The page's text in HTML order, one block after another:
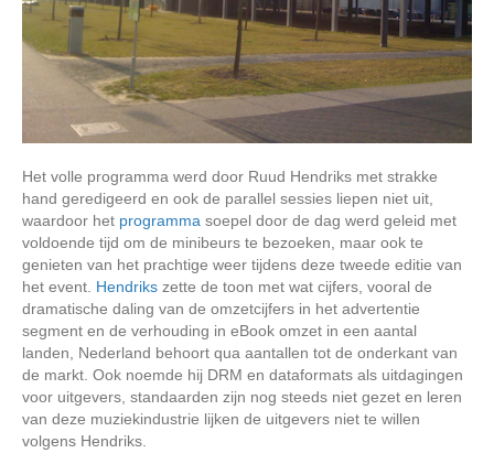
Het volle programma werd door Ruud Hendriks met strakke
hand geredigeerd en ook de parallel sessies liepen niet uit,
waardoor het programma soepel door de dag werd geleid met
voldoende tijd om de minibeurs te bezoeken, maar ook te
genieten van het prachtige weer tijdens deze tweede editie van
het event. Hendriks zette de toon met wat cijfers, vooral de
dramatische daling van de omzetcijfers in het advertentie
segment en de verhouding in eBook omzet in een aantal
landen, Nederland behoort qua aantallen tot de onderkant van
de markt. Ook noemde hij DRM en dataformats als uitdagingen
voor uitgevers, standaarden zijn nog steeds niet gezet en leren
van deze muziekindustrie lijken de uitgevers niet te willen
volgens Hendriks.